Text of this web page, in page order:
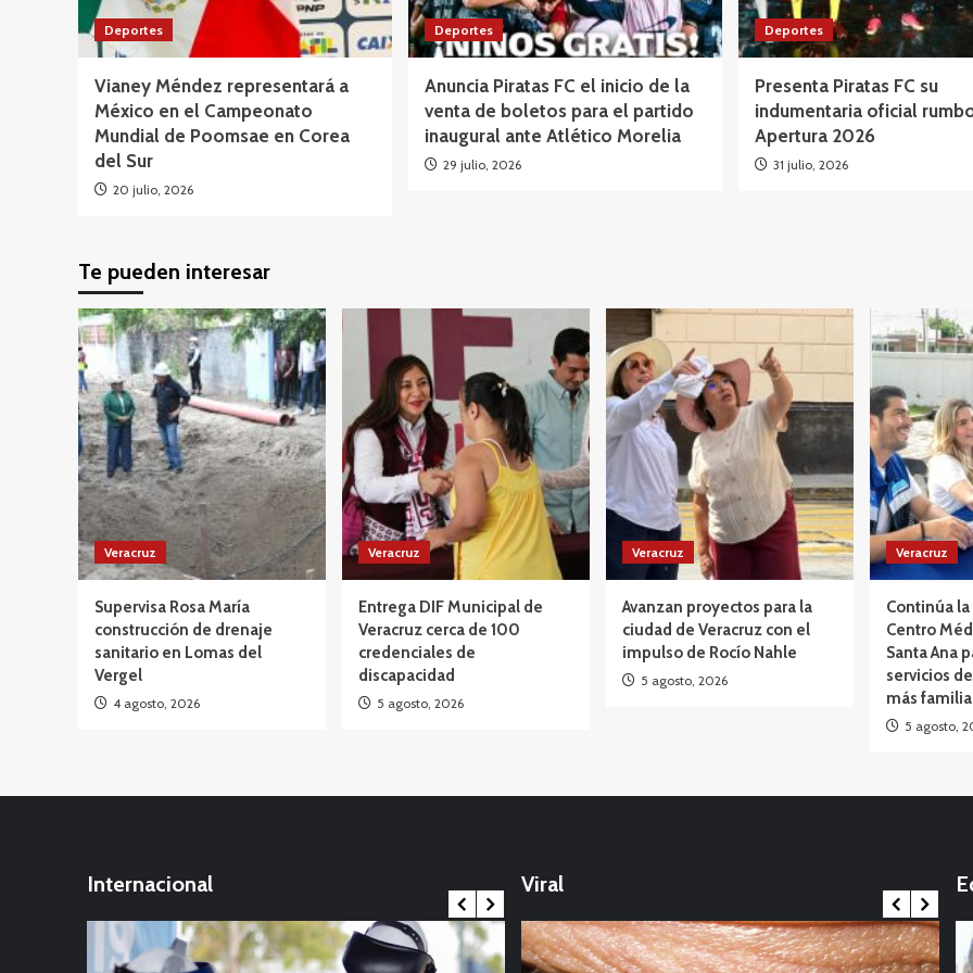
Deportes
Vianey Méndez representará a
México en el Campeonato
Mundial de Poomsae en Corea
del Sur
20 julio, 2026
Deportes
Anuncia Piratas FC el inicio de la
venta de boletos para el partido
inaugural ante Atlético Morelia
29 julio, 2026
Deportes
Presenta Piratas FC su
indumentaria oficial
Apertura 2026
31 julio, 2026
Te pueden interesar
Veracruz
Supervisa Rosa María
construcción de drenaje
sanitario en Lomas del
Vergel
4 agosto, 2026
Veracruz
Entrega DIF Municipal de
Veracruz cerca de 100
credenciales de
discapacidad
5 agosto, 2026
Veracruz
Avanzan proyectos para la
ciudad de Veracruz con el
impulso de Rocío Nahle
5 agosto, 2026
Veracruz
Continúa
Centro
Santa Ana
servicios
más
5 agosto,
Internacional Viralcalendario político: Entre Tirios y Troyanos